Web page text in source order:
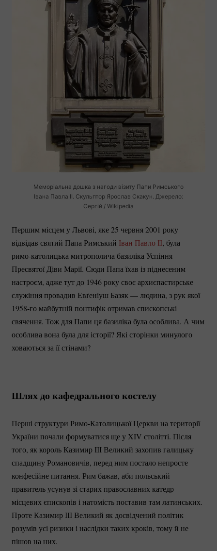
Меморіальна дошка з нагоди візиту Папи Римського
Івана Павла ІІ. Скульптор Ярослав Скакун. Джерело:
Сергій / Wikipedia
Першим місцем у Львові, яке 25 червня 2001 року
відвідав святий Папа Римський Іван Павло ІІ, була
римо-католицька митрополича базиліка Успіння
Пресвятої Діви Марії. Сюди Папа їхав із піднесеним
настроєм, адже тут до 1946 року своє архиєпастирське
служіння провадив Евґеніуш Базяк — людина, з рук якої
1958-го майбутній понтифік отримав єпископські
свячення. Тож для Папи ця базиліка була особлива. А чим
особлива вона була для історії? Які сторінки минулого
ховаються за її стінами?
Шлях до кафедрального костелу
Перші структури Римо-Католицької Церкви на території
України почали формуватися ще у XIV столітті. Після
того, як король Казимир ІІІ Великий захопив галицьку
спадщину Романовичів, перед ним постало непросте
конфесійне питання. Рим бажав, аби польський
правитель усунув зі старих православних катедр
місцевих єпископів і натомість поставив там латинських.
Проте Казимир ІІІ Великий як досвідчений політик
розумів усі ризики і наслідки таких кроків, тому й не
пішов на них.